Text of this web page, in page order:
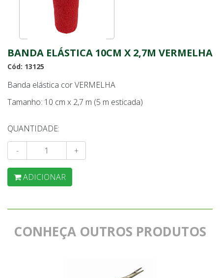
BANDA ELÁSTICA 10CM X 2,7M VERMELHA
Cód: 13125
Banda elástica cor VERMELHA
Tamanho: 10 cm x 2,7 m (5 m esticada)
QUANTIDADE:
- +
ADICIONAR
CONHEÇA OUTROS PRODUTOS